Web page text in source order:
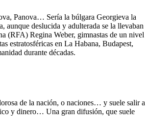
Panova… Sería la búlgara Georgieva la
deslucida y adulterada se la llevaban
(RFA) Regina Weber, gimnastas de un nivel
estratosféricas en La Habana, Budapest,
durante décadas.
de la nación, o naciones… y suele salir a
y dinero… Una gran difusión, que suele